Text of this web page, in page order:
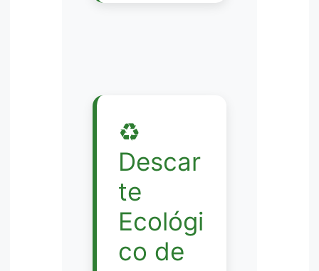
♻️
Descar
te
Ecológi
co de